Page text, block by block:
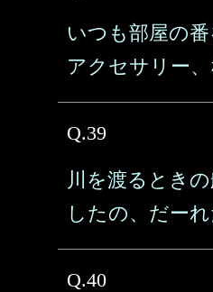
いつも部屋の
アクセサリー
Q.39
川を渡るとき
したの、だーれ
Q.40